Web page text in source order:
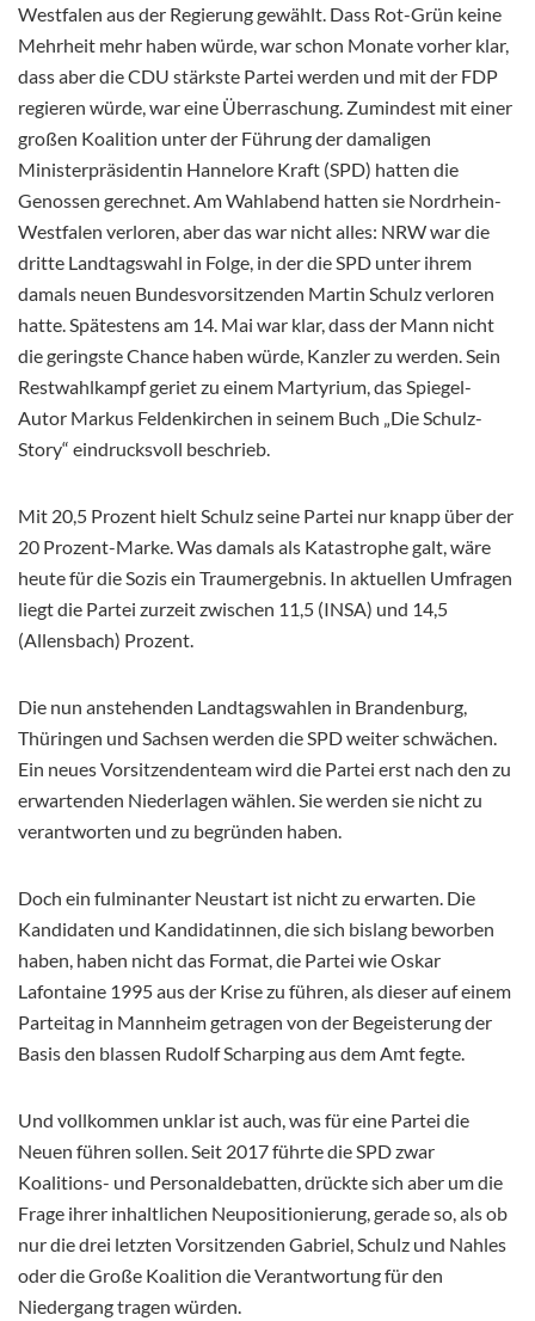
Westfalen aus der Regierung gewählt. Dass Rot-Grün keine
Mehrheit mehr haben würde, war schon Monate vorher klar,
dass aber die CDU stärkste Partei werden und mit der FDP
regieren würde, war eine Überraschung. Zumindest mit einer
großen Koalition unter der Führung der damaligen
Ministerpräsidentin Hannelore Kraft (SPD) hatten die
Genossen gerechnet. Am Wahlabend hatten sie Nordrhein-
Westfalen verloren, aber das war nicht alles: NRW war die
dritte Landtagswahl in Folge, in der die SPD unter ihrem
damals neuen Bundesvorsitzenden Martin Schulz verloren
hatte. Spätestens am 14. Mai war klar, dass der Mann nicht
die geringste Chance haben würde, Kanzler zu werden. Sein
Restwahlkampf geriet zu einem Martyrium, das Spiegel-
Autor Markus Feldenkirchen in seinem Buch „Die Schulz-
Story“ eindrucksvoll beschrieb.
Mit 20,5 Prozent hielt Schulz seine Partei nur knapp über der
20 Prozent-Marke. Was damals als Katastrophe galt, wäre
heute für die Sozis ein Traumergebnis. In aktuellen Umfragen
liegt die Partei zurzeit zwischen 11,5 (INSA) und 14,5
(Allensbach) Prozent.
Die nun anstehenden Landtagswahlen in Brandenburg,
Thüringen und Sachsen werden die SPD weiter schwächen.
Ein neues Vorsitzendenteam wird die Partei erst nach den zu
erwartenden Niederlagen wählen. Sie werden sie nicht zu
verantworten und zu begründen haben.
Doch ein fulminanter Neustart ist nicht zu erwarten. Die
Kandidaten und Kandidatinnen, die sich bislang beworben
haben, haben nicht das Format, die Partei wie Oskar
Lafontaine 1995 aus der Krise zu führen, als dieser auf einem
Parteitag in Mannheim getragen von der Begeisterung der
Basis den blassen Rudolf Scharping aus dem Amt fegte.
Und vollkommen unklar ist auch, was für eine Partei die
Neuen führen sollen. Seit 2017 führte die SPD zwar
Koalitions- und Personaldebatten, drückte sich aber um die
Frage ihrer inhaltlichen Neupositionierung, gerade so, als ob
nur die drei letzten Vorsitzenden Gabriel, Schulz und Nahles
oder die Große Koalition die Verantwortung für den
Niedergang tragen würden.